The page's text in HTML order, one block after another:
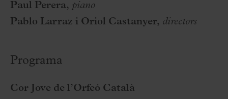
Paul Perera, piano
Pablo Larraz i Oriol Castanyer, directors
Programa
Cor Jove de l’Orfeó Català